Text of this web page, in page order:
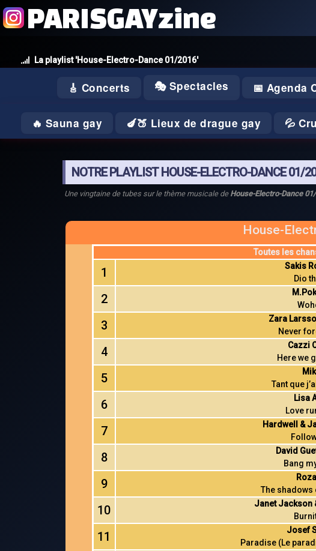
La playlist 'House-Electro-Dance 01/2016'
PARISGAYzine
🎸 Concerts 🎭 Spectacles 📅 Agenda
🔥 Sauna gay 🍆🍑 Lieux de drague gay 💦
NOTRE PLAYLIST HOUSE-ELECTRO-DANCE 01/
Une vingtaine de tubes sur le thème musicale de House-Electro-Dance
House-
Toutes les
1
Sakis
Dio
2
3
Zara
Never
4
Cazzi
Here we
5
Tant que
6
Lisa
Love
7
Hardwell &
8
David
Bang
9
The shadows
10
Janet Jackson
11
Josef
Paradise (Le